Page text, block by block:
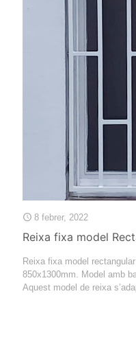
8 febrer, 2022
Reixa fixa model
Reixa fixa model
850x1300mm. Model amb
Aquest model de reixa